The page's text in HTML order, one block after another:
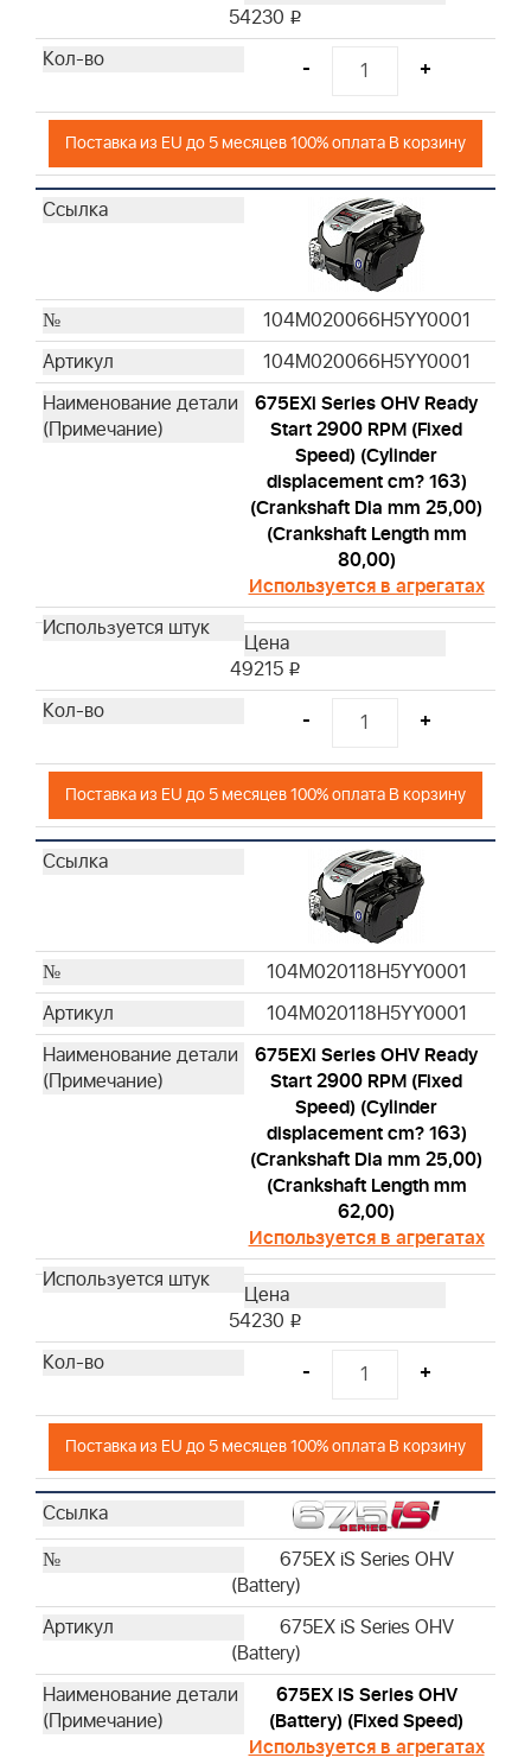
54230 i
- +
Поставка из EU до 5 месяцев 100% оплата В корзину
104M020066H5YY0001
104M020066H5YY0001
675EXi Series OHV Ready
Start 2900 RPM (Fixed
Speed) (Cylinder
displacement cm? 163)
(Crankshaft Dia mm 25,00)
(Crankshaft Length mm
80,00)
Используется в агрегатах
49215 i
- +
Поставка из EU до 5 месяцев 100% оплата В корзину
104M020118H5YY0001
104M020118H5YY0001
675EXi Series OHV Ready
Start 2900 RPM (Fixed
Speed) (Cylinder
displacement cm? 163)
(Crankshaft Dia mm 25,00)
(Crankshaft Length mm
62,00)
Используется в агрегатах
54230 i
- +
Поставка из EU до 5 месяцев 100% оплата В корзину
675EX iS Series OHV
(Battery)
675EX iS Series OHV
(Battery)
675EX iS Series OHV
(Battery) (Fixed Speed)
Используется в агрегатах